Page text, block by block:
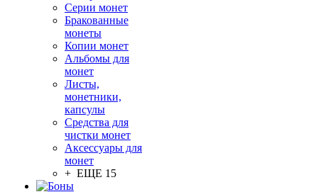
Серии монет
Бракованные
монеты
Копии монет
Альбомы для
монет
Листы,
монетники,
капсулы
Средства для
чистки монет
Аксессуары для
монет
+ ЕЩЕ 15